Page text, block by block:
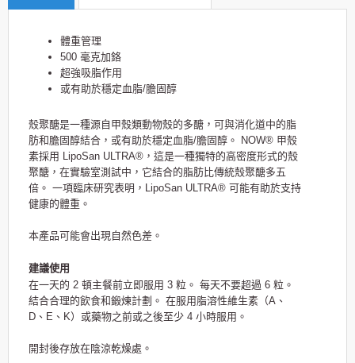
體重管理
500 毫克加鉻
超強吸脂作用
或有助於穩定血脂/膽固醇
殼聚醣是一種源自甲殼類動物殼的多醣，可與消化道中的脂
肪和膽固醇結合，或有助於穩定血脂/膽固醇。 NOW® 甲殼
素採用 LipoSan ULTRA®，這是一種獨特的高密度形式的殼
聚醣，在實驗室測試中，它結合的脂肪比傳統殼聚醣多五
倍。 一項臨床研究表明，LipoSan ULTRA® 可能有助於支持
健康的體重。
本產品可能會出現自然色差。
建議使用
在一天的 2 頓主餐前立即服用 3 粒。 每天不要超過 6 粒。
結合合理的飲食和鍛煉計劃。 在服用脂溶性維生素（A、
D、E、K）或藥物之前或之後至少 4 小時服用。
開封後存放在陰涼乾燥處。